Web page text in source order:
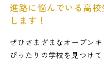
進路に悩んでいる高
します！
ぜひさまざまなオープン
ぴったりの学校を見つけ